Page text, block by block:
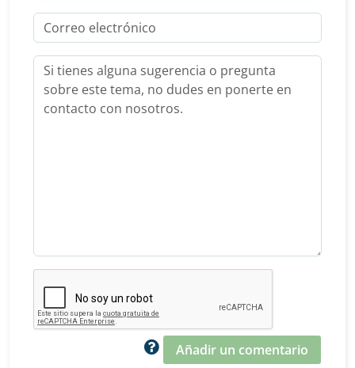
Añadir un comentario